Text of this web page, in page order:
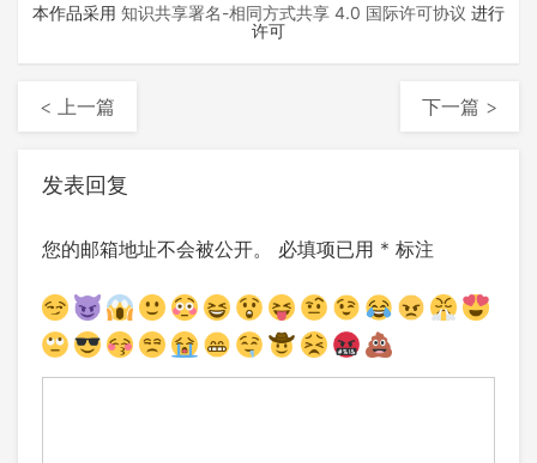
本作品采用 知识共享署名-相同方式共享 4.0 国际许可协议 进行
许可
< 上一篇 下一篇 >
发表回复
您的邮箱地址不会被公开。 必填项已用 * 标注